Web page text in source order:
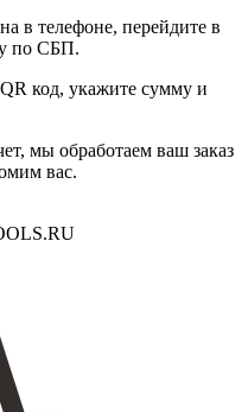
в телефоне, перейдите в
по СБП.
код, укажите сумму и
мы обработаем ваш заказ
вас.